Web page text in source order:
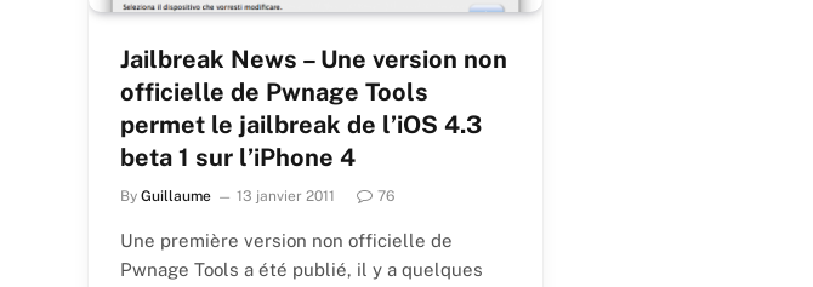
Jailbreak News – Une version non
officielle de Pwnage Tools
permet le jailbreak de l’iOS 4.3
beta 1 sur l’iPhone 4
By Guillaume 13 janvier 2011 76
Une première version non officielle de
Pwnage Tools a été publié, il y a quelques